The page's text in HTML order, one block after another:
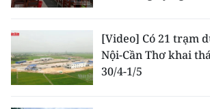
TIN ĐỊA PHƯƠNG
Trung du và miền núi phía Bắc
[Video] Có 21 trạm
Nội-Cần Thơ khai
30/4-1/5